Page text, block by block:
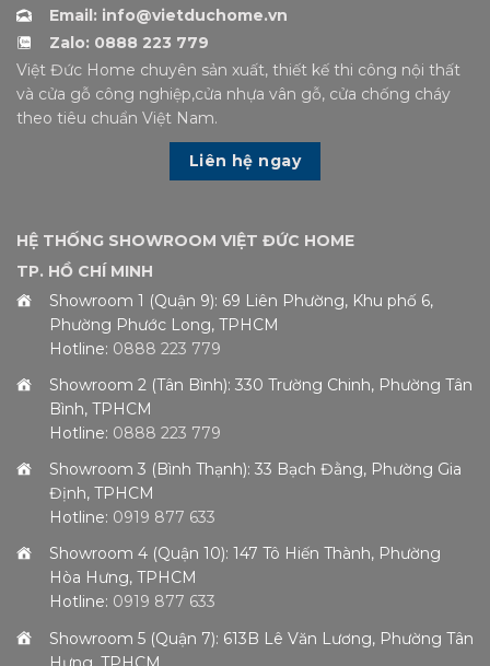
Email: info@vietduchome.vn
Zalo: 0888 223 779
Việt Đức Home chuyên sản xuất, thiết kế thi công nội thất
và cửa gỗ công nghiệp,cửa nhựa vân gỗ, cửa chống cháy
theo tiêu chuẩn Việt Nam.
Liên hệ ngay
HỆ THỐNG SHOWROOM VIỆT ĐỨC HOME
TP. HỒ CHÍ MINH
Showroom 1 (Quận 9): 69 Liên Phường, Khu phố 6,
Phường Phước Long, TPHCM
Hotline: 0888 223 779
Showroom 2 (Tân Bình): 330 Trường Chinh, Phường Tân
Bình, TPHCM
Hotline: 0888 223 779
Showroom 3 (Bình Thạnh): 33 Bạch Đằng, Phường Gia
Định, TPHCM
Hotline: 0919 877 633
Showroom 4 (Quận 10): 147 Tô Hiến Thành, Phường
Hòa Hưng, TPHCM
Hotline: 0919 877 633
Showroom 5 (Quận 7): 613B Lê Văn Lương, Phường Tân